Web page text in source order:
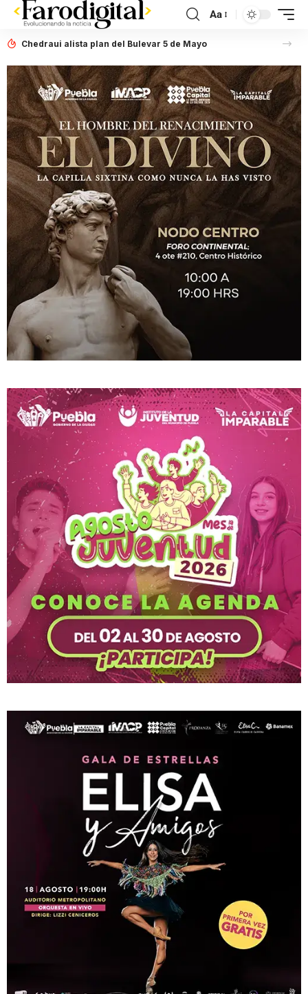
Aa
Chedraui alista plan del Bulevar 5 de Mayo